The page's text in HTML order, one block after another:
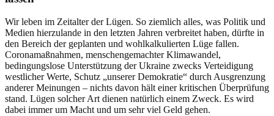
Wir leben im Zeitalter der Lügen. So ziemlich alles, was Politik und
Medien hierzulande in den letzten Jahren verbreitet haben, dürfte in
den Bereich der geplanten und wohlkalkulierten Lüge fallen.
Coronamaßnahmen, menschengemachter Klimawandel,
bedingungslose Unterstützung der Ukraine zwecks Verteidigung
westlicher Werte, Schutz „unserer Demokratie“ durch Ausgrenzung
anderer Meinungen – nichts davon hält einer kritischen Überprüfung
stand. Lügen solcher Art dienen natürlich einem Zweck. Es wird
dabei immer um Macht und um sehr viel Geld gehen.